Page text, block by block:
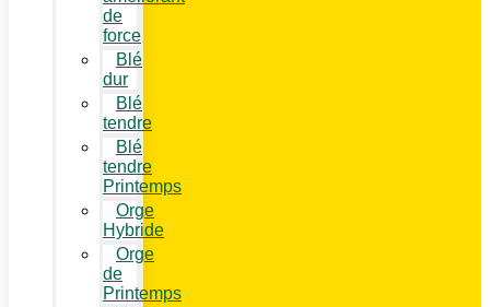
de
force
Blé
dur
Blé
tendre
Blé
tendre
Printemps
Orge
Hybride
Orge
de
Printemps